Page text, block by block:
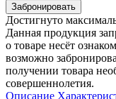
Забронировать
Достигнуто
Данная продукция
о товаре несёт
возможно
получении товара
совершеннолетия.
Описание